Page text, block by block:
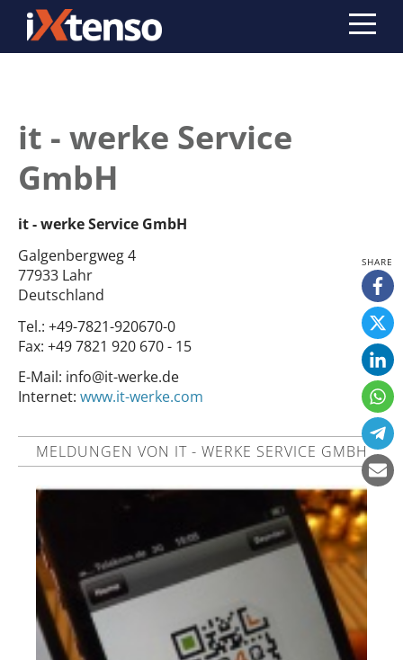
it - werke Service
GmbH
it - werke Service GmbH
Galgenbergweg 4
77933 Lahr
Deutschland
Tel.: +49-7821-920670-0
Fax: +49 7821 920 670 - 15
E-Mail: info@it-werke.de
Internet: www.it-werke.com
MELDUNGEN VON IT - WERKE SERVICE GMBH